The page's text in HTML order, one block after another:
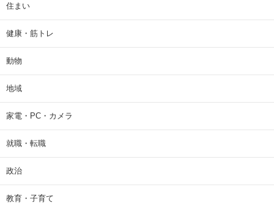
住まい
健康・筋トレ
動物
地域
家電・PC・カメラ
就職・転職
政治
教育・子育て